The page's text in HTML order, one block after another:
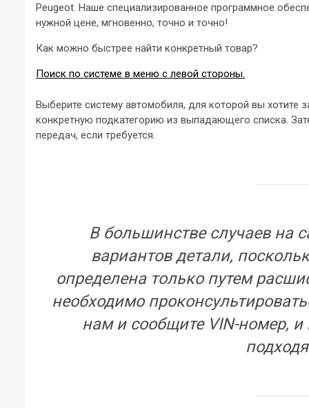
Peugeot. Наше специализированное программное
нужной цене, мгновенно, точно и точно!
Как можно быстрее найти конкретный товар?
Поиск по системе в меню с левой стороны.
Выберите систему автомобиля, для которой вы хотите
конкретную подкатегорию из выпадающего списка.
передач, если требуется.
В большинстве случаев на
вариантов детали,
определена только путем
необходимо
нам и сообщите VIN-номер,